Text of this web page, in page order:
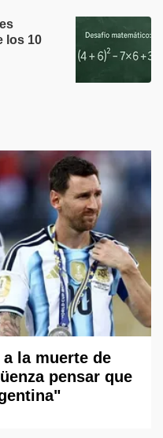
los 10
la muerte de
pensar que